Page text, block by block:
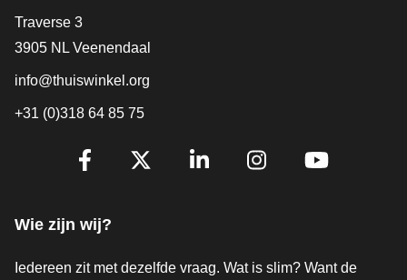
Contact
Traverse 3
3905 NL Veenendaal
info@thuiswinkel.org
+31 (0)318 64 85 75
Volg je ons al?
Wie zijn wij?
Iedereen zit met dezelfde vraag. Wat is slim? Want de